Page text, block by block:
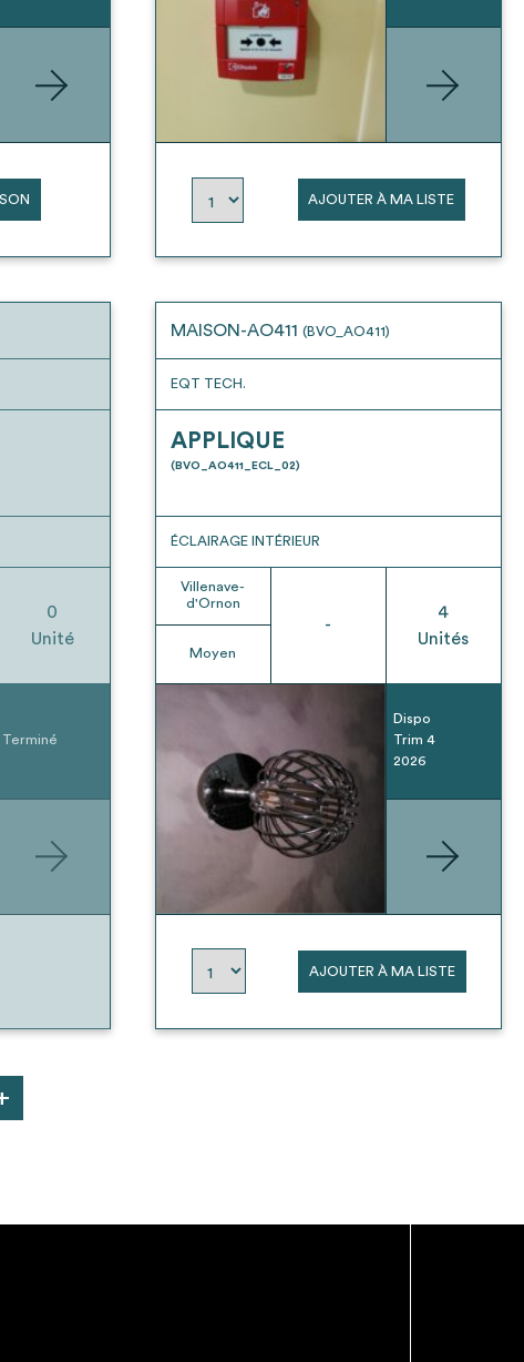
AJOUTER À MA LISTE
0
Unité
Terminé
MAISON-AO411 (BVO_AO411)
EQT TECH.
APPLIQUE
(BVO_AO411_ECL_02)
ÉCLAIRAGE INTÉRIEUR
Villenave-
d'Ornon
Moyen
-
4
Unités
Dispo
Trim 4
2026
AJOUTER À MA LISTE